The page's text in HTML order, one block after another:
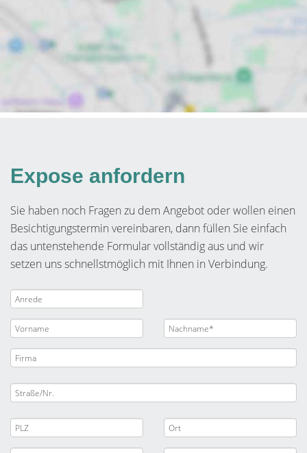
Expose anfordern
Sie haben noch Fragen zu dem Angebot oder wollen einen
Besichtigungstermin vereinbaren, dann füllen Sie einfach
das untenstehende Formular vollständig aus und wir
setzen uns schnellstmöglich mit Ihnen in Verbindung.